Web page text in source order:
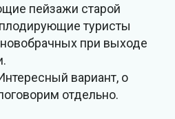
пейзажи старой
туристы
новобрачных при выходе
вариант, о
отдельно.